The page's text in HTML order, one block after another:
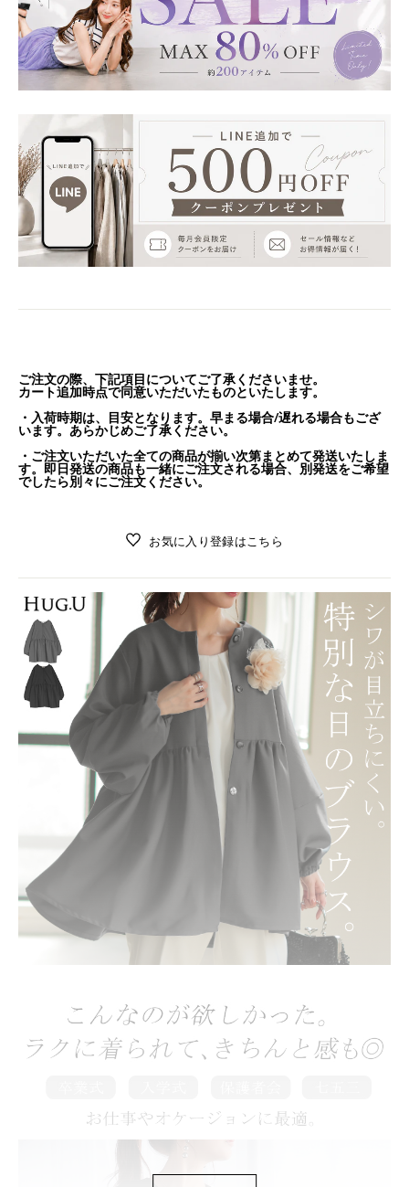
ご注文の際、下記項目についてご了承くださいませ。
カート追加時点で同意いただいたものといたします。
・入荷時期は、目安となります。早まる場合/遅れる場合もござ
います。あらかじめご了承ください。
・ご注文いただいた全ての商品が揃い次第まとめて発送いたしま
す。即日発送の商品も一緒にご注文される場合、別発送をご希望
でしたら別々にご注文ください。
お気に入り登録はこちら